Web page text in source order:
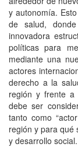
y autonomía.
de salud,
innovadora
políticas para
mediante una
actores
derecho a la
región y frente a
debe ser
tanto como
región y para qué
y desarrollo social.